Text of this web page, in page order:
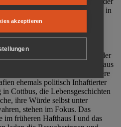
Gefängnisses (1860-2002) in
der Gedenkstätte Zuchthaus
der Gedenkstätte steht die
Unrecht während der
und der SED-Diktatur.
und Sonderausstellungen in der
Beispiele politischen Unrechts aus
20. Jahrhunderts. Eine besondere
ehemals politisch Inhaftierter
Cottbus, die Lebensgeschichten
ihre Würde selbst unter
stehen im Fokus. Das
im früheren Hafthaus I und das
akzeptieren